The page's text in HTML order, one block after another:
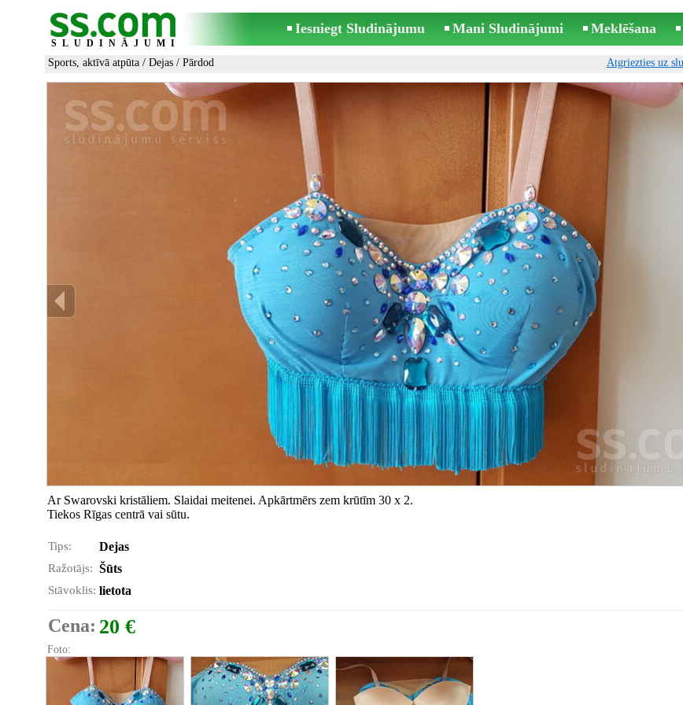
SLUDINĀJUMI
Iesniegt Sludinājumu Mani Sludinājumi Meklēšana
Sports, aktīvā atpūta / Dejas / Pārdod Atgriezties uz
Ar Swarovski kristāliem. Slaidai meitenei. Apkārtmērs zem krūtīm 30 x 2.
Tiekos Rīgas centrā vai sūtu.
Tips: Dejas
Ražotājs: Šūts
Stāvoklis: lietota
Cena: 20 €
Foto: